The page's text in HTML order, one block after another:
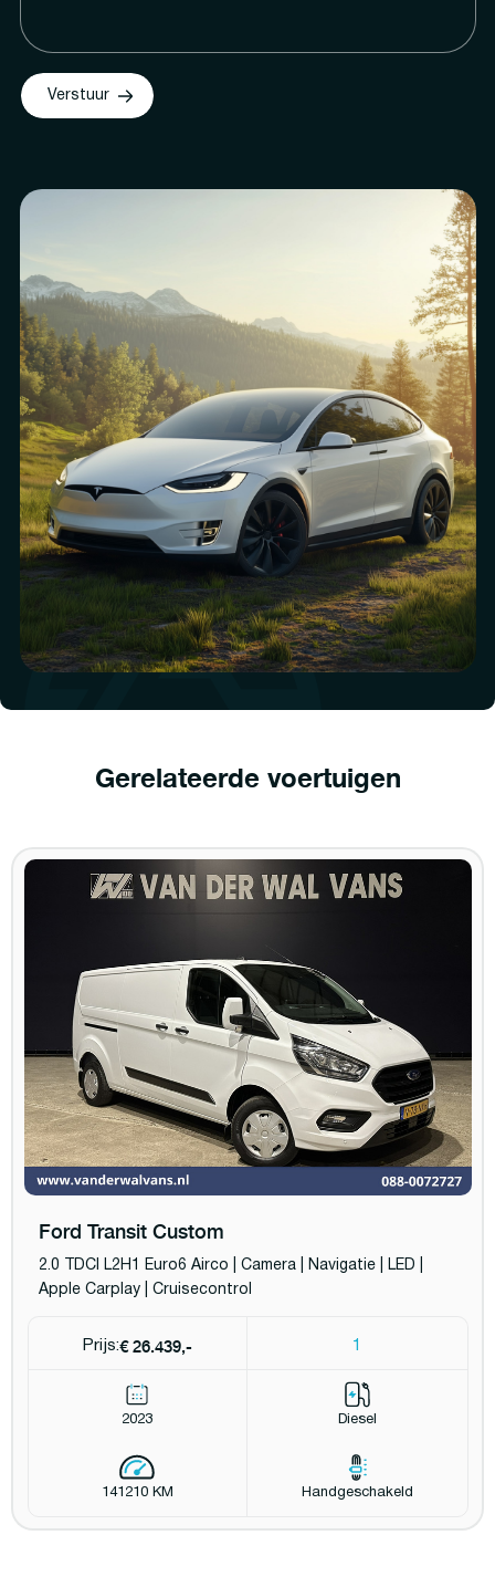
Verstuur
Gerelateerde voertuigen
Ford Transit Custom
2.0 TDCI L2H1 Euro6 Airco | Camera | Navigatie | LED |
Apple Carplay | Cruisecontrol
Prijs:€ 26.439,- 1
2023 Diesel
141210 KM Handgeschakeld